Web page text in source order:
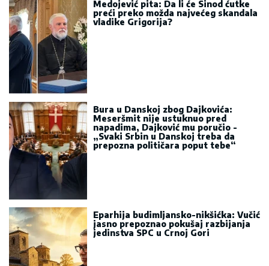
Medojević pita: Da li će Sinod ćutke
preći preko možda najvećeg skandala
vladike Grigorija?
Bura u Danskoj zbog Dajkovića:
Meseršmit nije ustuknuo pred
napadima, Dajković mu poručio -
„Svaki Srbin u Danskoj treba da
prepozna političara poput tebe“
Eparhija budimljansko-nikšićka: Vučić
jasno prepoznao pokušaj razbijanja
jedinstva SPC u Crnoj Gori